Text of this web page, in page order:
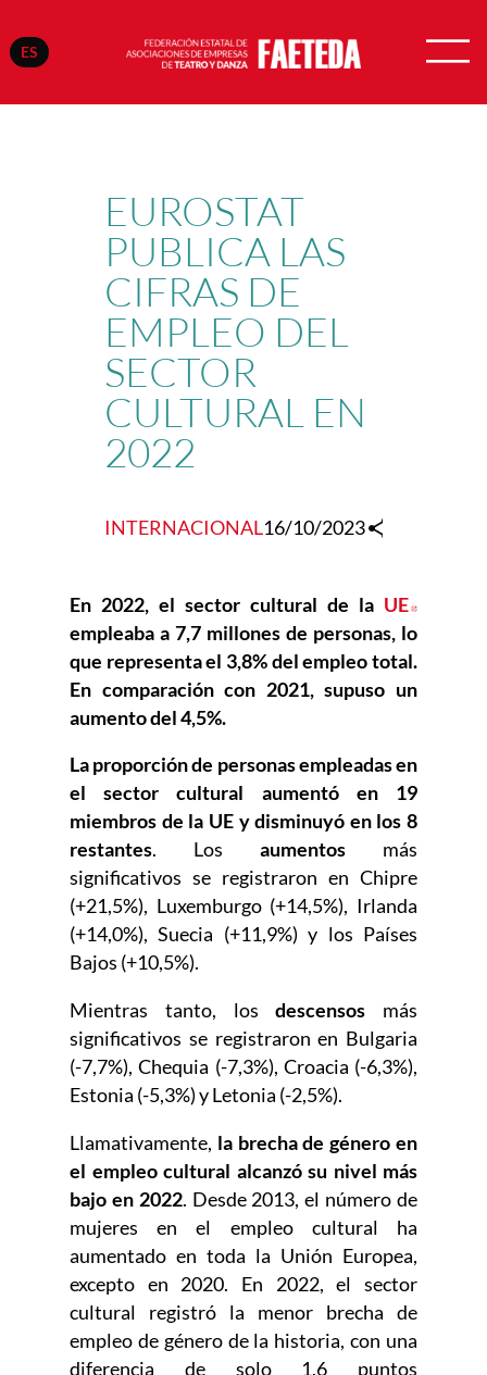
ES
Saltar
EUROSTAT
PUBLICA LAS
CIFRAS DE
EMPLEO DEL
SECTOR
CULTURAL EN
2022
INTERNACIONAL16/10/2023
En 2022, el sector cultural de la UE
empleaba a 7,7 millones de personas, lo
que representa el 3,8% del empleo total.
En comparación con 2021, supuso un
aumento del 4,5%.
La proporción de personas empleadas en
el sector cultural aumentó en 19
miembros de la UE y disminuyó en los 8
restantes. Los aumentos más
significativos se registraron en Chipre
(+21,5%), Luxemburgo (+14,5%), Irlanda
(+14,0%), Suecia (+11,9%) y los Países
Bajos (+10,5%).
Mientras tanto, losdescensos más
significativos se registraron en Bulgaria
(-7,7%), Chequia (-7,3%), Croacia (-6,3%),
Estonia (-5,3%) y Letonia (-2,5%).
Llamativamente, la brecha de género en
el empleo cultural alcanzó su nivel más
bajo en 2022. Desde 2013, el número de
mujeres en el empleo cultural ha
aumentado en toda la Unión Europea,
excepto en 2020. En 2022, el sector
cultural registró la menor brecha de
empleo de género de la historia, con una
diferencia de solo 1,6 puntos